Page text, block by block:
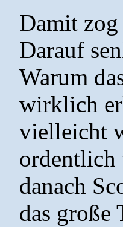
Damit
Darauf
Warum
wirklich
vielleicht
ordentlich
danach
das große